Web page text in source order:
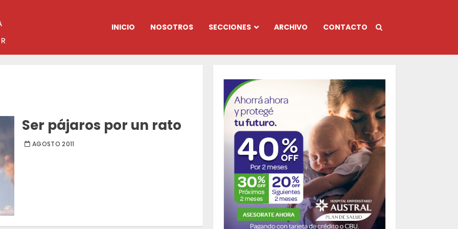
INICIO NOSOTROS SECCIONES ARCHIVO CONTACTO
Ser pájaros por un rato
AGOSTO 2011